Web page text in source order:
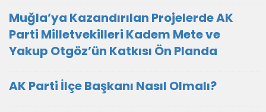
Muğla’ya Kazandırılan Projelerde AK
Parti Milletvekilleri Kadem Mete ve
Yakup Otgöz’ün Katkısı Ön Planda
AK Parti İlçe Başkanı Nasıl Olmalı?